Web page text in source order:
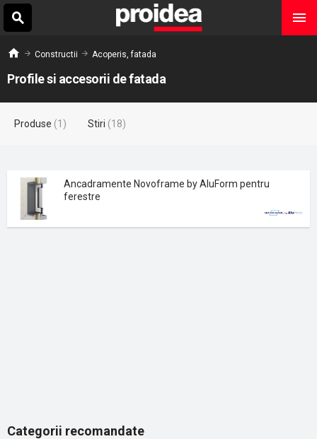
Constructii Acoperis, fatada
Profile si accesorii de fatada
Produse (1) Stiri (18)
Ancadramente Novoframe by AluForm pentru
ferestre
Categorii recomandate